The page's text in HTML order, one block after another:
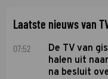
Laatste nieuws van
07:52
De TV van
halen uit
na besluit